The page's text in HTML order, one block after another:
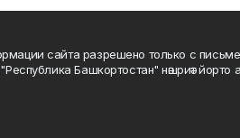
сайта разрешено только с
Башкортостан" нәшриәт йорто